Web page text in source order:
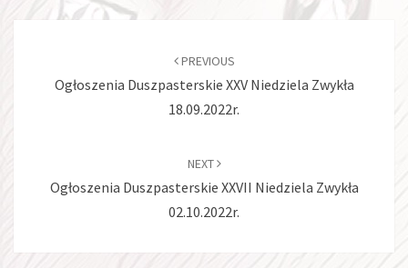
PREVIOUS
Ogłoszenia Duszpasterskie XXV Niedziela Zwykła
18.09.2022r.
NEXT
Ogłoszenia Duszpasterskie XXVII Niedziela Zwykła
02.10.2022r.